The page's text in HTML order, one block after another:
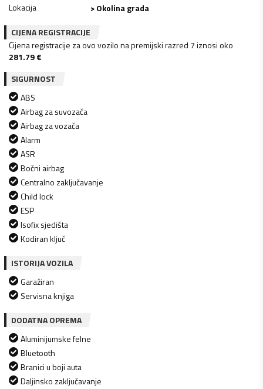
Lokacija
> Okolina grada
CIJENA REGISTRACIJE
Cijena registracije za ovo vozilo na premijski razred 7 iznosi oko
281.79€
SIGURNOST
ABS
Airbag za suvozača
Airbag za vozača
Alarm
ASR
Bočni airbag
Centralno zaključavanje
Child lock
ESP
Isofix sjedišta
Kodiran ključ
ISTORIJA VOZILA
Garažiran
Servisna knjiga
DODATNA OPREMA
Aluminijumske felne
Bluetooth
Branici u boji auta
Daljinsko zaključavanje